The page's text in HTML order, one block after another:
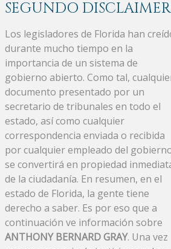
SEGUNDO
Los legisladores de Florida han
durante mucho tiempo en la
importancia de un sistema de
gobierno abierto. Como tal,
documento presentado por un
secretario de tribunales en todo el
estado, así como cualquier
correspondencia enviada o recibida
por cualquier empleado del
se convertirá en propiedad
de la ciudadanía. En resumen, en el
estado de Florida, la gente tiene
derecho a saber. Es por eso que a
continuación ve información sobre
ANTHONY BERNARD GRAY. Una vez